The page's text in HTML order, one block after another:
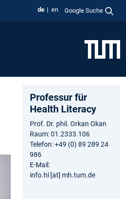
de en Google Suche
Professur für
Health Literacy
Prof. Dr. phil. Orkan Okan
Raum: 01.2333.106
Telefon: +49 (0) 89 289 24
986
E-Mail:
info.hl [at] mh.tum.de